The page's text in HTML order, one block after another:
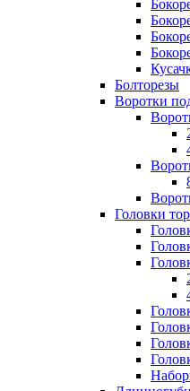
Болторезы
Воротки
Головки